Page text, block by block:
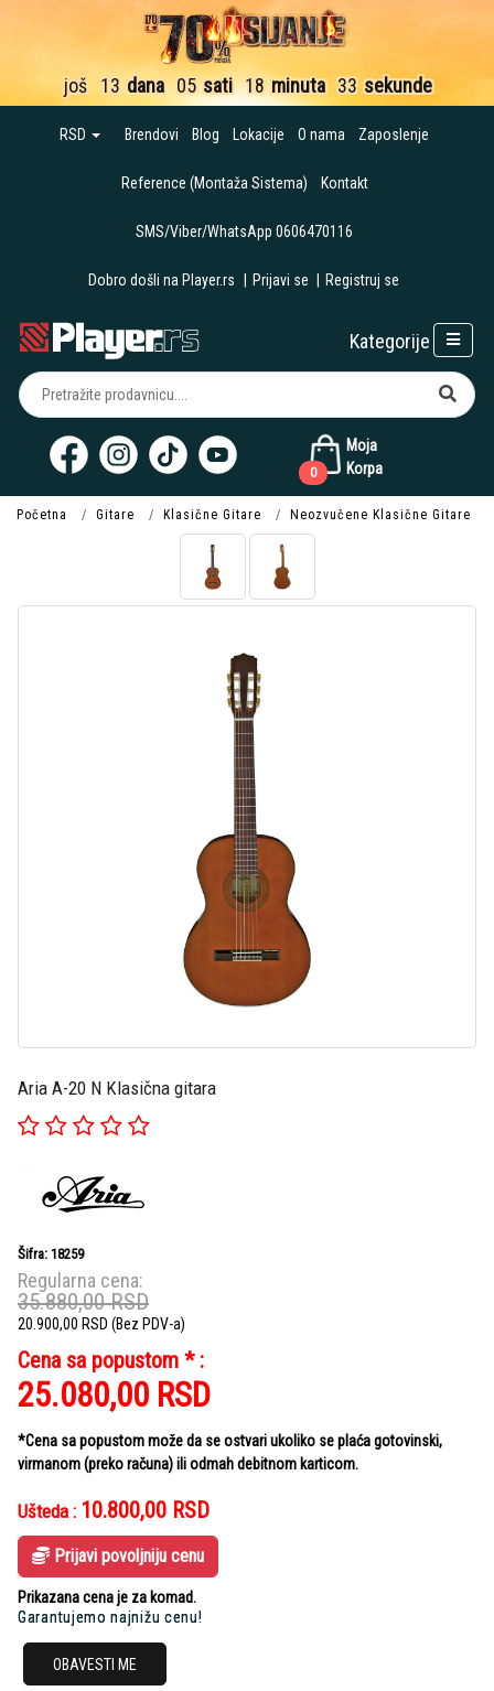
još 13 dana 05 sati 18 minuta 32 sekunde
RSD Brendovi Blog Lokacije O nama Zaposlenje
Reference (Montaža Sistema) Kontakt
SMS/Viber/WhatsApp 0606470116
Dobro došli na Player.rs Prijavi se Registruj se
Moja
Korpa
0
Kategorije
Početna Gitare Klasične Gitare Neozvučene Klasične Gitare
Aria A-20 N Klasična gitara
Šifra: 18259
Regularna cena:
35.880,00RSD
20.900,00 RSD (Bez PDV-a)
Cena sa popustom * :
25.080,00 RSD
*Cena sa popustom može da se ostvari ukoliko se plaća gotovinski,
virmanom (preko računa) ili odmah debitnom karticom.
Ušteda : 10.800,00 RSD
Prijavi povoljniju cenu
Prikazana cena je za komad.
Garantujemo najnižu cenu!
OBAVESTI ME